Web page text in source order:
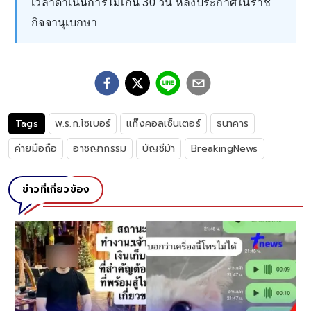
เวลาดำเนินการไม่เกิน 30 วัน หลังประกาศในราช
กิจจานุเบกษา
Tags พ.ร.ก.ไซเบอร์ แก๊งคอลเซ็นเตอร์
ธนาคาร
ค่ายมือถือ
อาชญากรรม บัญชีม้า BreakingNews
ข่าวที่เกี่ยวข้อง